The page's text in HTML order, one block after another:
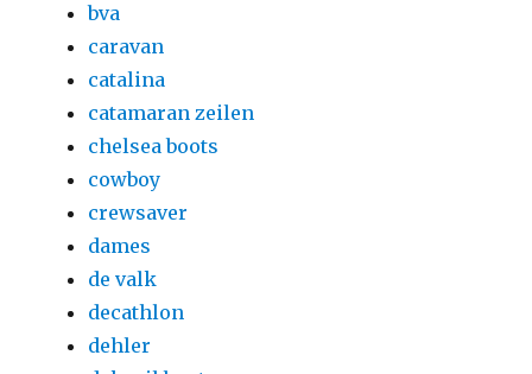
bva
caravan
catalina
catamaran zeilen
chelsea boots
cowboy
crewsaver
dames
de valk
decathlon
dehler